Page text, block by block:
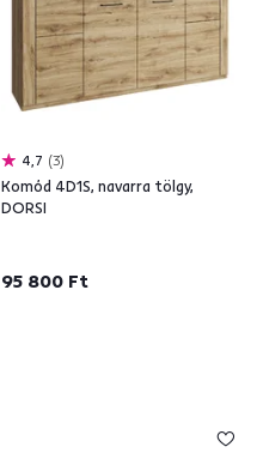
4,7 3
Komód 4D1S, navarra tölgy,
DORSI
95 800 Ft